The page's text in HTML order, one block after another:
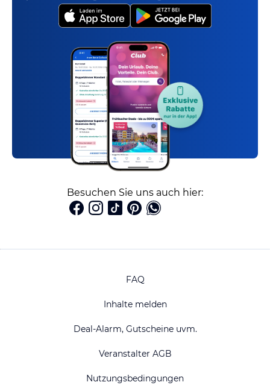
Besuchen Sie uns auch hier:
FAQ
Inhalte melden
Deal-Alarm, Gutscheine uvm.
Veranstalter AGB
Nutzungsbedingungen